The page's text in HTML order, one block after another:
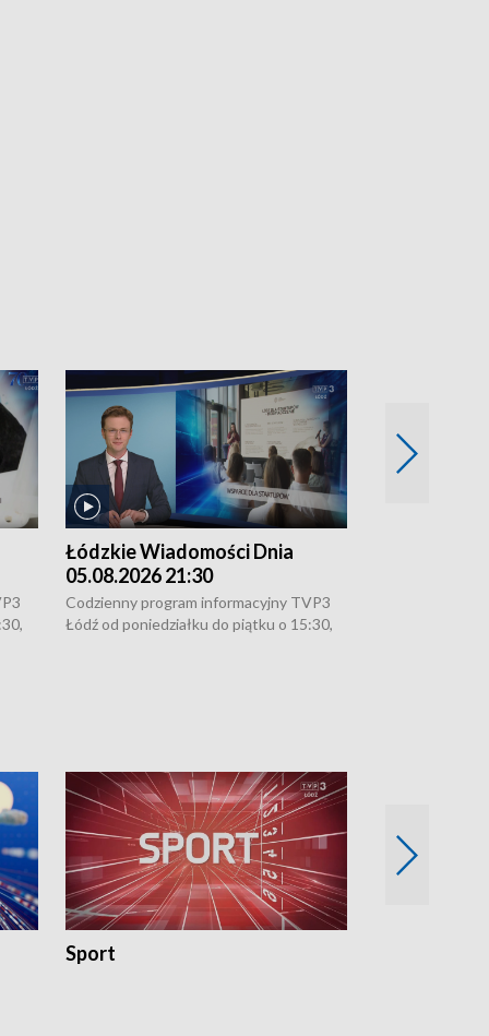
Łódzkie Wiadomości Dnia
05.08.2026 21:30
Codzienny program informacyjny TVP3
Łódź od poniedziałku do piątku o 15:30,
Sport